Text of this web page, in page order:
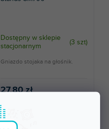
Dostępny w sklepie
stacjonarnym
(3 szt)
27,80 zł
Gniazdo stojaka na głośnik.